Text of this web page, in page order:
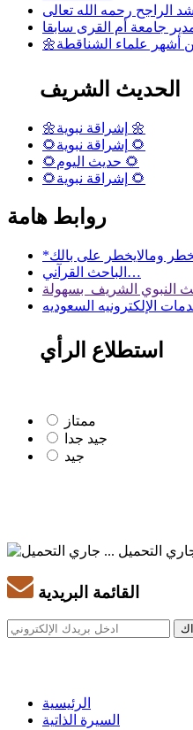
الراجح رحمه الله تعالى
جامعة أم القرى سابقا
الحديث الشريف
🌼إشراقة نبوية 🌼
🌻إشراقة نبوية 🌻
🌻حديث اليوم 🌻
🌻إشراقة نبوية 🌻
روابط هامة
الباحث القرآني…
استطلاع الرأي
ممتاز
جيد جدا
جيد
القائمة البريدية
الرئيسية
السيرة الذاتية